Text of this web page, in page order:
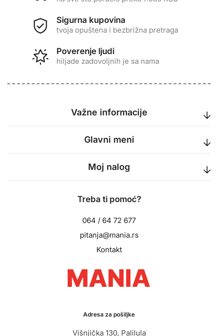
Sigurna kupovina
tvoja opuštena i bezbrižna pretraga
Poverenje ljudi
hiljade zadovoljnih je sa nama
Važne informacije
Glavni meni
Moj nalog
Treba ti pomoć?
064 / 64 72 677
pitanja@mania.rs
Kontakt
Adresa za pošiljke
Višnjička 130, Palilula